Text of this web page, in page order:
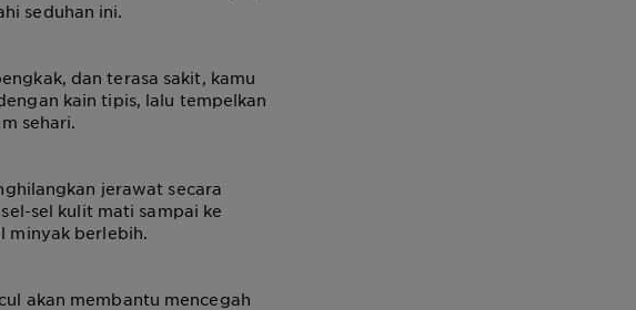
seduhan ini.
dan terasa sakit, kamu
kain tipis, lalu tempelkan
sehari.
jerawat secara
sel kulit mati sampai ke
minyak berlebih.
akan membantu mencegah